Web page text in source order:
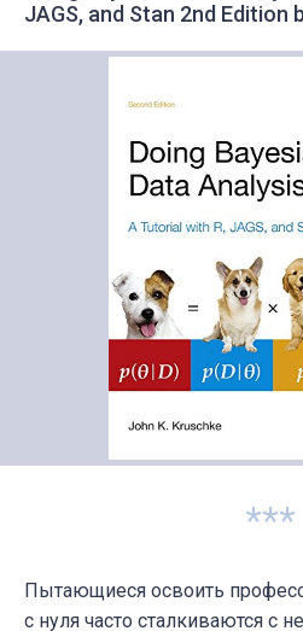
JAGS, and Stan 2nd Edition
***
Пытающиеся освоить
с нуля часто сталкиваются с